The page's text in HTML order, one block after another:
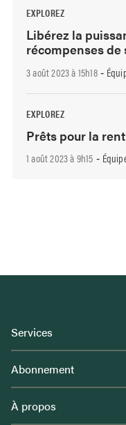
EXPLOREZ
Libérez la
récompenses de
3 août 2023 à 15h18-
EXPLOREZ
Prêts pour la
1 août 2023 à 9h15 -
Services
Abonnement
À propos